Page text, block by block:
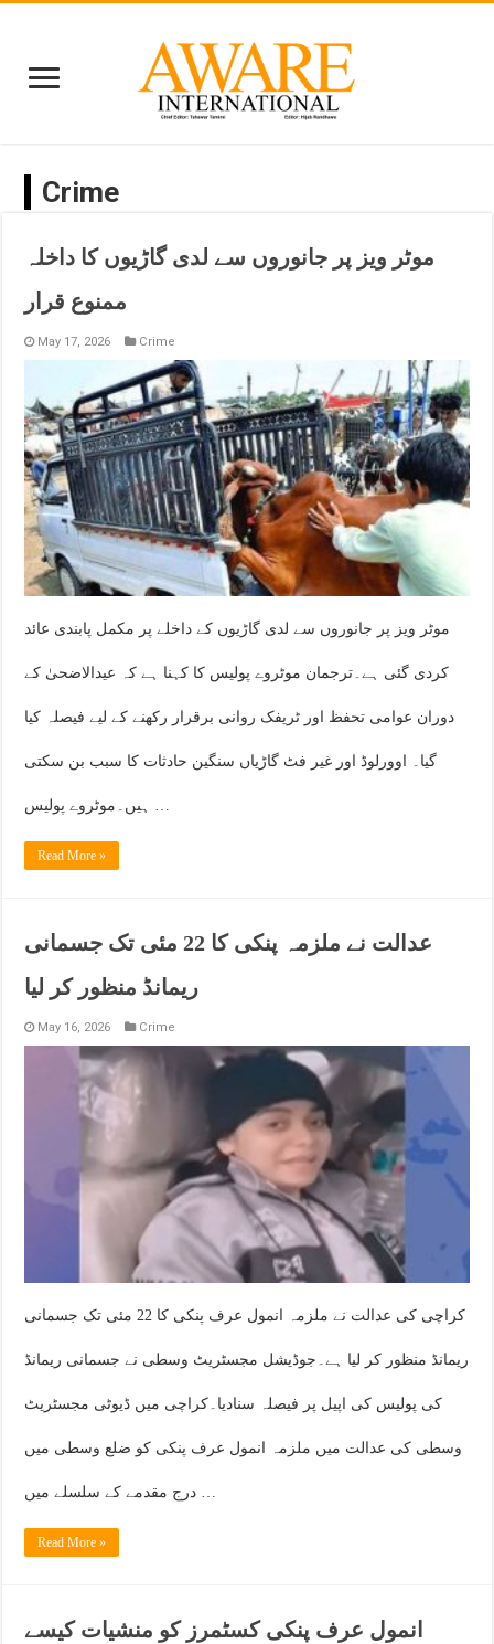
Crime
موٹر ویز پر جانوروں سے لدی گاڑیوں کا داخلہ
ممنوع قرار
May 17, 2026 Crime
موٹر ویز پر جانوروں سے لدی گاڑیوں کے داخلے پر مکمل پابندی عائد
کردی گئی ہے۔ترجمان موٹروے پولیس کا کہنا ہے کہ عیدالاضحیٰ کے
دوران عوامی تحفظ اور ٹریفک روانی برقرار رکھنے کے لیے فیصلہ کیا
گیا۔ اوورلوڈ اور غیر فٹ گاڑیاں سنگین حادثات کا سبب بن سکتی
ہیں۔موٹروے پولیس …
Read More »
عدالت نے ملزمہ پنکی کا 22 مئی تک جسمانی
ریمانڈ منظور کر لیا
May 16, 2026 Crime
کراچی کی عدالت نے ملزمہ انمول عرف پنکی کا 22 مئی تک جسمانی
ریمانڈ منظور کر لیا ہے۔جوڈیشل مجسٹریٹ وسطی نے جسمانی ریمانڈ
کی پولیس کی اپیل پر فیصلہ سنادیا۔کراچی میں ڈیوٹی مجسٹریٹ
وسطی کی عدالت میں ملزمہ انمول عرف پنکی کو ضلع وسطی میں
درج مقدمے کے سلسلے میں …
Read More »
انمول عرف پنکی کسٹمرز کو منشیات کیسے